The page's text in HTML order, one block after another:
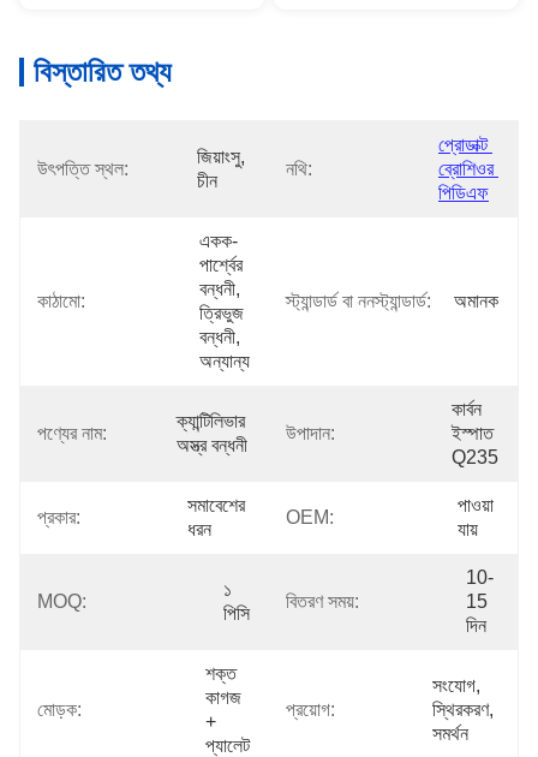
বিস্তারিত তথ্য
উৎপত্তি স্থল:
জিয়াংসু,
চীন
নথি:
প্রোডাক্ট
ব্রোশিওর
পিডিএফ
কাঠামো:
একক-
পার্শ্বের
বন্ধনী,
ত্রিভুজ
বন্ধনী,
অন্যান্য
স্ট্যান্ডার্ড বা ননস্ট্যান্ডার্ড: অমানক
পণ্যের নাম:
ক্যান্টিলিভার
অস্ত্র বন্ধনী
উপাদান:
কার্বন
ইস্পাত
Q235
প্রকার:
সমাবেশের
ধরন
OEM:
পাওয়া
যায়
MOQ:
১
পিসি
বিতরণ সময়:
10-
15
দিন
মোড়ক:
শক্ত
কাগজ
+
প্যালেট
প্রয়োগ:
সংযোগ,
স্থিরকরণ,
সমর্থন